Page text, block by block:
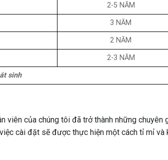
2-5 NĂM
3 NĂM
2 NĂM
2-3 NĂM
sinh
viên của chúng tôi đã trở thành những chuyên
cài đặt sẽ được thực hiện một cách tỉ mỉ và